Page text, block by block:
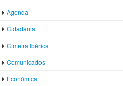
Agenda
Cidadania
Cimeira Ibérica
Comunicados
Económica